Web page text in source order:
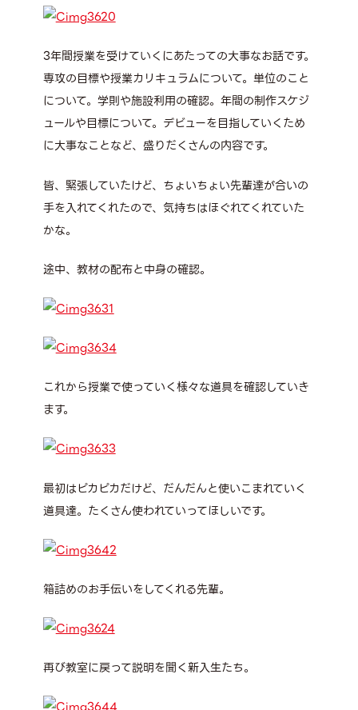
3年間授業を受けていくにあたっての大事なお話です。
専攻の目標や授業カリキュラムについて。単位のこと
について。学則や施設利用の確認。年間の制作スケジ
ュールや目標について。デビューを目指していくため
に大事なことなど、盛りだくさんの内容です。
皆、緊張していたけど、ちょいちょい先輩達が合いの
手を入れてくれたので、気持ちはほぐれてくれていた
かな。
途中、教材の配布と中身の確認。
これから授業で使っていく様々な道具を確認していき
ます。
最初はピカピカだけど、だんだんと使いこまれていく
道具達。たくさん使われていってほしいです。
箱詰めのお手伝いをしてくれる先輩。
再び教室に戻って説明を聞く新入生たち。